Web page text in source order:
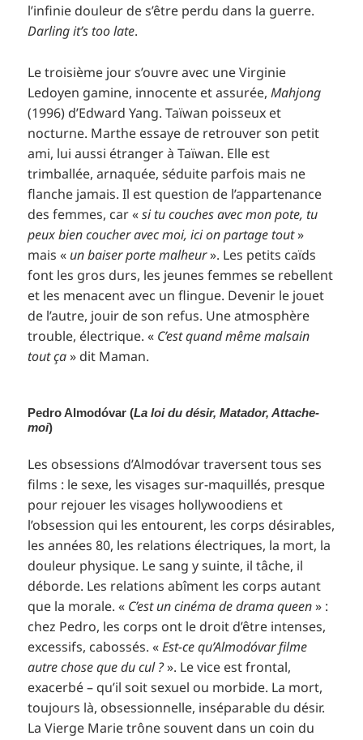
l’infinie douleur de s’être perdu dans la guerre.
Darling it’s too late.
Le troisième jour s’ouvre avec une Virginie
Ledoyen gamine, innocente et assurée,Mahjong
(1996) d’Edward Yang. Taïwan poisseux et
nocturne. Marthe essaye de retrouver son petit
ami, lui aussi étranger à Taïwan. Elle est
trimballée, arnaquée, séduite parfois mais ne
flanche jamais. Il est question de l’appartenance
des femmes, car «si tu couches avec mon pote, tu
peux bien coucher avec moi, ici on partage tout»
mais « un baiser porte malheur». Les petits caïds
font les gros durs, les jeunes femmes se rebellent
et les menacent avec un flingue. Devenir le jouet
de l’autre, jouir de son refus. Une atmosphère
trouble, électrique. « C’est quand même malsain
tout ça» dit Maman.
Pedro Almodóvar (La loi du désir, Matador, Attache-
moi)
Les obsessions d’Almodóvar traversent tous ses
films : le sexe, les visages sur-maquillés, presque
pour rejouer les visages hollywoodiens et
l’obsession qui les entourent, les corps désirables,
les années 80, les relations électriques, la mort, la
douleur physique. Le sang y suinte, il tâche, il
déborde. Les relations abîment les corps autant
que la morale. « C’est un cinéma de drama queen» :
chez Pedro, les corps ont le droit d’être intenses,
excessifs, cabossés. «Est-ce qu’Almodóvar filme
autre chose que du cul ?». Le vice est frontal,
exacerbé – qu’il soit sexuel ou morbide. La mort,
toujours là, obsessionnelle, inséparable du désir.
La Vierge Marie trône souvent dans un coin du